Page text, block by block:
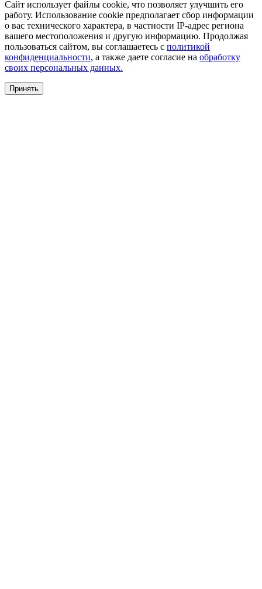
Сайт использует файлы cookie, что позволяет улучшить его
работу. Использование cookie предполагает сбор информации
о вас технического характера, в частности IP-адрес региона
вашего местоположения и другую информацию. Продолжая
пользоваться сайтом, вы соглашаетесь с политикой
конфиденциальности, а также даете согласие на обработку
своих персональных данных.
Принять